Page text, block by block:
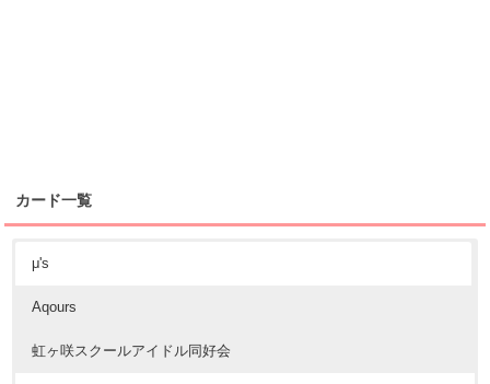
カード一覧
μ's
Aqours
虹ヶ咲スクールアイドル同好会